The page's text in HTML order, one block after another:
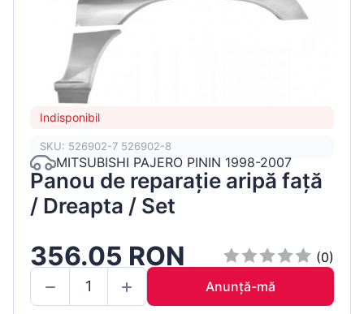
Indisponibil
SKU: 526902-7 526902-8
MITSUBISHI PAJERO PININ 1998-2007
Panou de reparație aripă față
/ Dreapta / Set
356.05 RON
(0)
Anunță-mă